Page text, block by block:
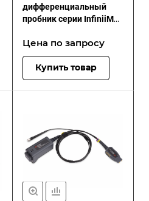
дифференциальный
пробник серии InfiniiMax
Цена по запросу
Купить товар